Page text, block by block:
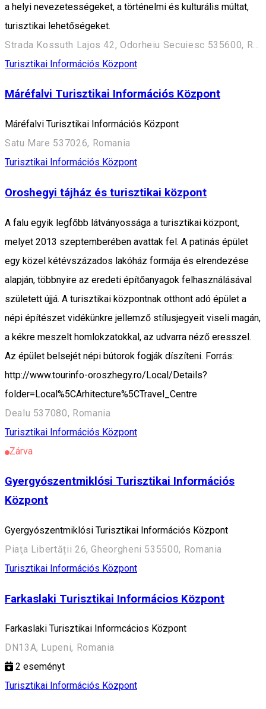
a helyi nevezetességeket, a történelmi és kulturális múltat,
turisztikai lehetőségeket.
Turisztikai Információs Központ
Máréfalvi Turisztikai Információs Központ
Máréfalvi Turisztikai Információs Központ
Satu Mare 537026, Romania
Turisztikai Információs Központ
Oroshegyi tájház és turisztikai központ
A falu egyik legfőbb látványossága a turisztikai központ,
melyet 2013 szeptemberében avattak fel. A patinás épület
egy közel kétévszázados lakóház formája és elrendezése
alapján, többnyire az eredeti építőanyagok felhasználásával
született újjá. A turisztikai központnak otthont adó épület a
népi építészet vidékünkre jellemző stílusjegyeit viseli magán,
a kékre meszelt homlokzatokkal, az udvarra néző eresszel.
Az épület belsejét népi bútorok fogják díszíteni. Forrás:
http://www.tourinfo-oroszhegy.ro/Local/Details?
folder=Local%5CArhitecture%5CTravel_Centre
Dealu 537080, Romania
Turisztikai Információs Központ
Zárva
Gyergyószentmiklósi Turisztikai Információs
Központ
Gyergyószentmiklósi Turisztikai Információs Központ
Piaţa Libertății 26, Gheorgheni 535500, Romania
Turisztikai Információs Központ
Farkaslaki Turisztikai Informácios Központ
Farkaslaki Turisztikai Informcácios Központ
DN13A, Lupeni, Romania
2 eseményt
Turisztikai Információs Központ